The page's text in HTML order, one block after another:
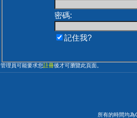
密碼:
記住我?
管理員可能要求您註冊後才可瀏覽此頁面。
所有的時間均為